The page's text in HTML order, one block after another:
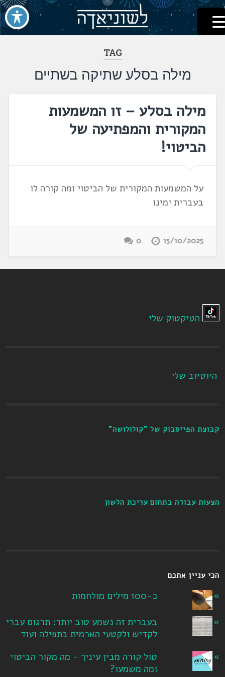
דלג
לתוכן
לשוניאדה
עברית. לשון. שפה
TAG
מילה בסלע שתיקה בשתיים
מילה בסלע – זו המשמעות
המקורית והמפתיעה של
הביטוי!
על המשמעות המקורית של הביטוי ומה קורה לו
בעברית ימינו
15/10/2025
0
הטיקטוק שלי
היוטיוב שלי
קבוצת הפייסבוק של "קולולושה"
הצעות עבודה בתחום עריכת הלשון
הכי עניין אתכם
כ-100 מילים מולחמות
בעברית זה נשמע טוב יותר: תרגום עברי
לקדיש ולקטעי הארמית בתפילה ועוד
טול קורה מבין עיניך - מה מקור הביטוי
ומה משמעו?